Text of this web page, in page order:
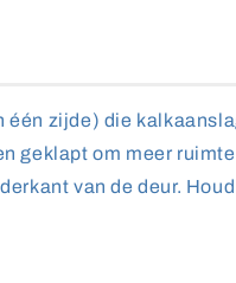
één zijde) die
geklapt om meer
van de deur.